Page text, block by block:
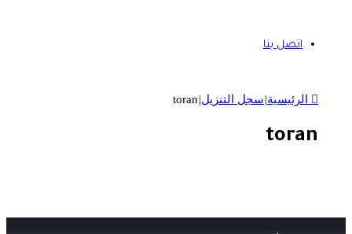
اتصل بنا
الرئيسية|سجل التنزيل|
toran
toran